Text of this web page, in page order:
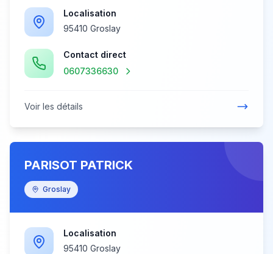
Localisation
95410 Groslay
Contact direct
0607336630
Voir les détails
PARISOT PATRICK
Groslay
Localisation
95410 Groslay